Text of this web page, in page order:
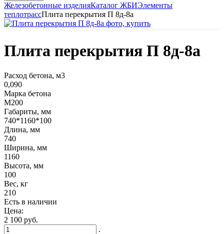
Железобетонные изделияКаталог ЖБИЭлементы
теплотрассПлита перекрытия П 8д-8а
Плита перекрытия П 8д-8а
Расход бетона, м3
0,090
Марка бетона
М200
Габариты, мм
740*1160*100
Длина, мм
740
Ширина, мм
1160
Высота, мм
100
Вес, кг
210
Есть в наличии
Цена:
2 100 руб.
.